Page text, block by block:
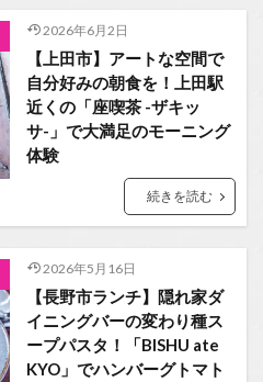
2026年6月2日
【上田市】アートな空間で
自分好みの朝食を！上田駅
近くの「座喫茶 -ザキッ
サ-」で大満足のモーニング
体験
続きを読む
2026年5月16日
【長野市ランチ】隠れ家ダ
イニングバーの変わり種ス
ープパスタ！「BISHU ate
KYO」でハンバーグトマト